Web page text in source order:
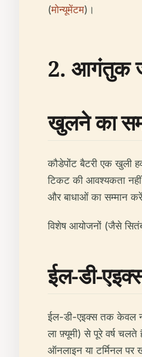
(मोन्यूमेंटम)।
2. आगंतुक
खुलने का
कौडेपोंट बैटरी एक खुली
टिकट की आवश्यकता
और बाधाओं का सम्मान
विशेष आयोजनों (जैसे
ईल-डी-
ईल-डी-एइक्स तक केवल
ला फ़्यूमी) से पूरे वर्ष
ऑनलाइन या टर्मिनल पर